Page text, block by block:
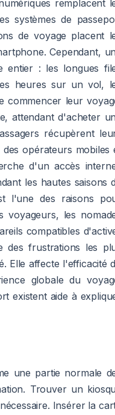
remplacent
systèmes de
de voyage placent
Cependant,
entier : les longues
heures sur un vol,
commencer leur
attendant d'acheter
récupèrent
opérateurs mobiles
d'un accès
les hautes saisons
l'une des raisons
voyageurs, les
compatibles
des frustrations les
Elle affecte l'efficacité
globale du
existent aide à
une partie normale
Trouver un
Insérer la